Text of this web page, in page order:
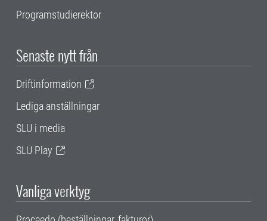
Programstudierektor
Senaste nytt från
Driftinformation
Lediga anställningar
SLU i media
SLU Play
Vanliga verktyg